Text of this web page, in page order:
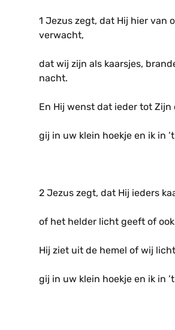
1 Jezus zegt, dat Hij hier van
verwacht,
dat wij zijn als kaarsjes,
nacht.
En Hij wenst dat ieder tot Zijn
gij in uw klein hoekje en ik in
2 Jezus zegt, dat Hij ieders
of het helder licht geeft of
Hij ziet uit de hemel of wij
gij in uw klein hoekje en ik in